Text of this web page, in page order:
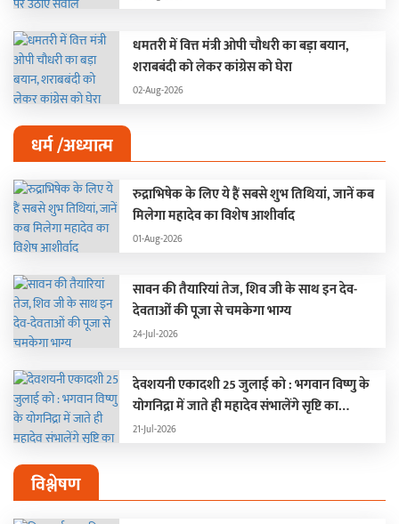
धमतरी में वित्त मंत्री ओपी चौधरी का बड़ा बयान,
शराबबंदी को लेकर कांग्रेस को घेरा
02-Aug-2026
धर्म /अध्यात्म
रुद्राभिषेक के लिए ये हैं सबसे शुभ तिथियां, जानें कब
मिलेगा महादेव का विशेष आशीर्वाद
01-Aug-2026
सावन की तैयारियां तेज, शिव जी के साथ इन देव-
देवताओं की पूजा से चमकेगा भाग्य
24-Jul-2026
देवशयनी एकादशी 25 जुलाई को : भगवान विष्णु के
योगनिद्रा में जाते ही महादेव संभालेंगे सृष्टि का
संचालन, चार महीने बंद रहेंगे मांगलिक कार्य
21-Jul-2026
विश्लेषण